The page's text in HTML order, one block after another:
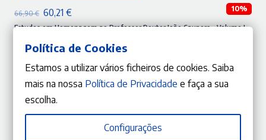
66,90€ O
preço
original
60,21 €O
preço
atual
10%
Estudos em Homenagem ao Professor Doutor João Caupers – Volume I
Gonçalo de Almeida Ribeiro AA.VV.
Política de Cookies
Estamos a utilizar vários ficheiros de cookies. Saiba
mais na nossa Política de Privacidade e faça a sua
escolha.
Configurações